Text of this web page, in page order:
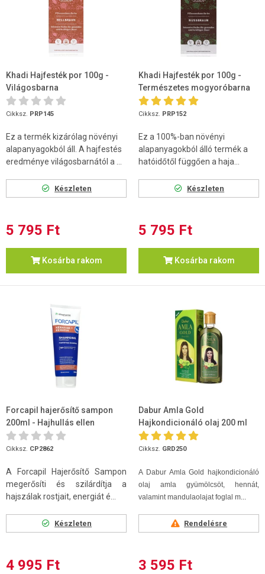
Khadi Hajfesték por 100g -
Világosbarna
Cikksz. PRP145
Ez a termék kizárólag növényi
alapanyagokból áll. A hajfestés
eredménye világosbarnától a ...
Készleten
5 795 Ft
Kosárba rakom
Khadi Hajfesték por 100g -
Természetes mogyoróbarna
Cikksz. PRP152
Ez a 100%-ban növényi
alapanyagokból álló termék a
hatóidőtől függően a haja...
Készleten
5 795 Ft
Kosárba rakom
Forcapil hajerősítő sampon
200ml - Hajhullás ellen
Cikksz. CP2862
A Forcapil Hajerősítő Sampon
megerősíti és szilárdítja a
hajszálak rostjait, energiát é...
Készleten
4 995 Ft
Dabur Amla Gold
Hajkondicionáló olaj 200 ml
Cikksz. GRD250
A Dabur Amla Gold hajkondicionáló
olaj amla gyümölcsöt, hennát,
valamint mandulaolajat foglal m...
Rendelésre
3 595 Ft